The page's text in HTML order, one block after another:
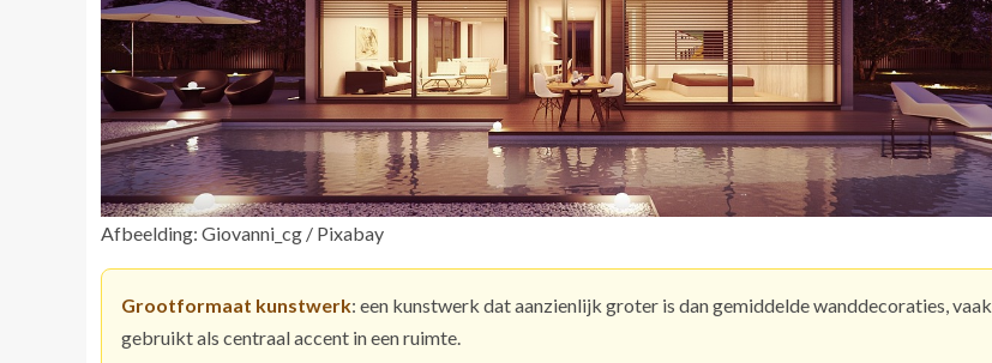
Afbeelding: Giovanni_cg / Pixabay
Grootformaat kunstwerk: een kunstwerk dat aanzienlijk groter is dan gemiddelde wanddecoraties, vaak
gebruikt als centraal accent in een ruimte.